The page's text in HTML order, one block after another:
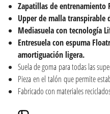
Zapatillas de entrenamiento
Upper de malla transpirable
Mediasuela con tecnología
Entresuela con espuma
amortiguación ligera.
Suela de goma para todas las
Pieza en el talón que permite
Fabricado con materiales